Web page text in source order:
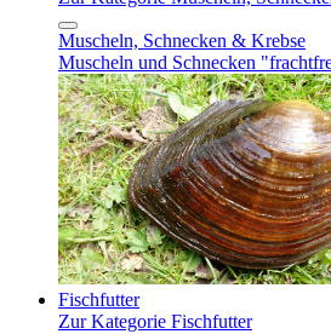
Muscheln, Schnecken & Krebse
Muscheln und Schnecken
Fischfutter
Zur Kategorie Fischfutter